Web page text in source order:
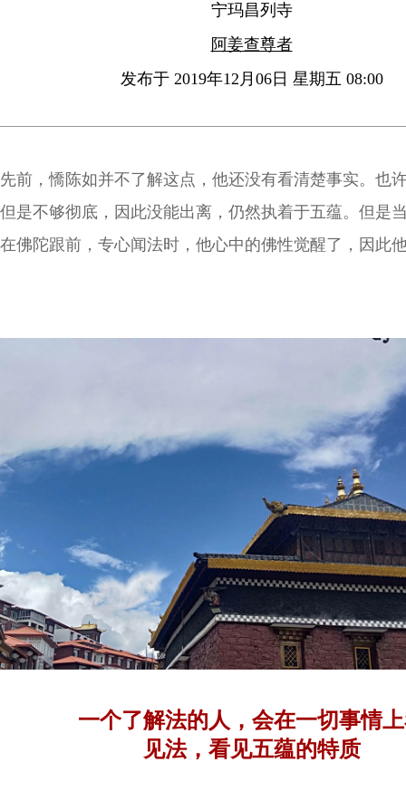
宁玛昌列寺
阿姜查尊者
发布于 2019年12月06日 星期五 08:00
先前，憍陈如并不了解这点，他还没有看清楚事实。也
但是不够彻底，因此没能出离，仍然执着于五蕴。但是
在佛陀跟前，专心闻法时，他心中的佛性觉醒了，因此
一个了解法的人，会在一切事情
见法，看见五蕴的特质